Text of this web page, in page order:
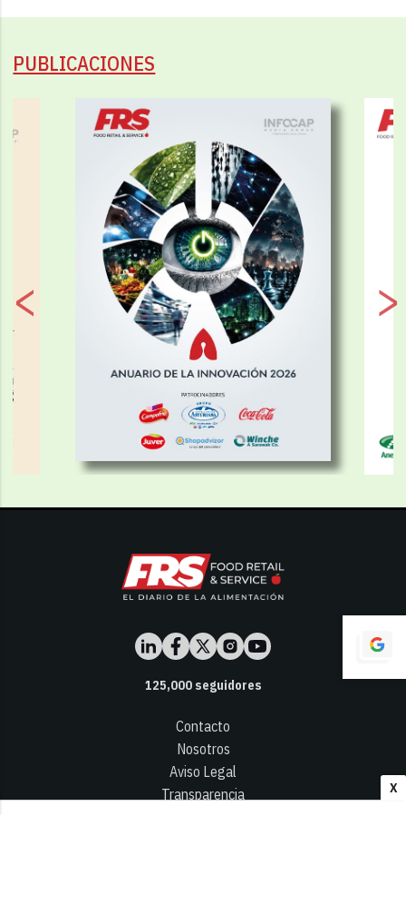
X
PUBLICACIONES
125,000seguidores
Contacto
Nosotros
Aviso Legal
Transparencia